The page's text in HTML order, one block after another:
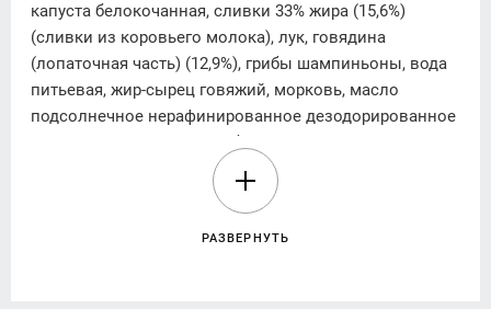
капуста белокочанная, сливки 33% жира (15,6%)
(сливки из коровьего молока), лук, говядина
(лопаточная часть) (12,9%), грибы шампиньоны, вода
питьевая, жир-сырец говяжий, морковь, масло
подсолнечное нерафинированное дезодорированное
чеснок сухой, кориандр молотый, черный перец
молотый, паприка молотая, перец чили молотый,
РАЗВЕРНУТЬ